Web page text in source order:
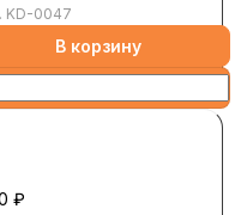
KD-0047
В корзину
₽